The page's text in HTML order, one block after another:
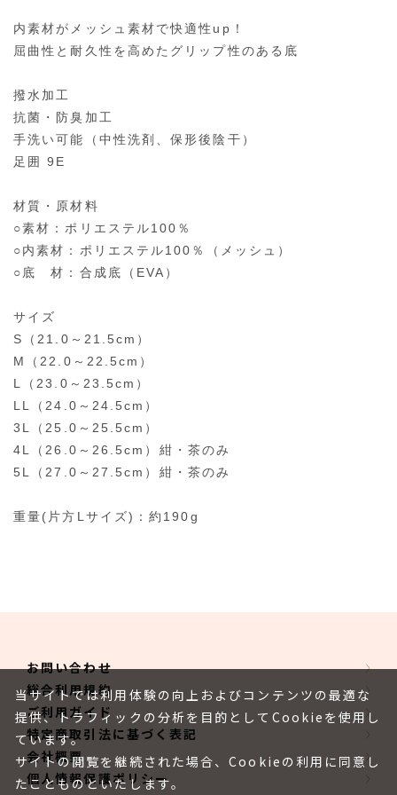
内素材がメッシュ素材で快適性up！
屈曲性と耐久性を高めたグリップ性のある底
撥水加工
抗菌・防臭加工
手洗い可能（中性洗剤、保形後陰干）
足囲 9E
材質・原材料
○素材：ポリエステル100％
○内素材：ポリエステル100％（メッシュ）
○底 材：合成底（EVA）
サイズ
S（21.0～21.5cm）
M（22.0～22.5cm）
L（23.0～23.5cm）
LL（24.0～24.5cm）
3L（25.0～25.5cm）
4L（26.0～26.5cm）紺・茶のみ
5L（27.0～27.5cm）紺・茶のみ
重量(片方Lサイズ)：約190g
お問い合わせ
総合利用規約
ご利用ガイド
特定商取引法に基づく表記
会社概要
個人情報保護ポリシー
当サイトでは利用体験の向上およびコンテンツの最適な
提供、トラフィックの分析を目的としてCookieを使用し
ています。
サイトの閲覧を継続された場合、Cookieの利用に同意し
たことものといたします。